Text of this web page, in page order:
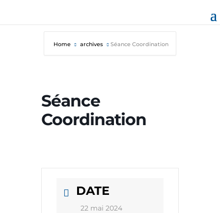
Home archives Séance Coordination
Séance
Coordination
DATE
22 mai 2024